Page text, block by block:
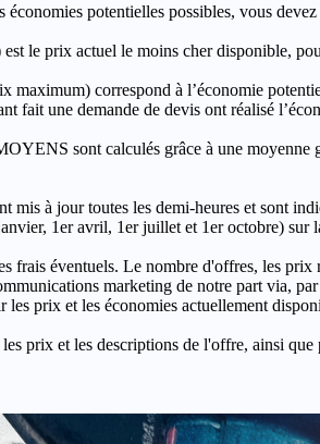
potentielles possibles, vous
prix actuel le moins cher disponible,
correspond à l’économie
fait une demande de devis ont réalisé
sont calculés grâce à une moyenne
à jour toutes les demi-heures et sont
1er avril, 1er juillet et 1er octobre)
frais éventuels. Le nombre d'offres, les
marketing de notre part via,
prix et les économies actuellement
prix et les descriptions de l'offre, ainsi